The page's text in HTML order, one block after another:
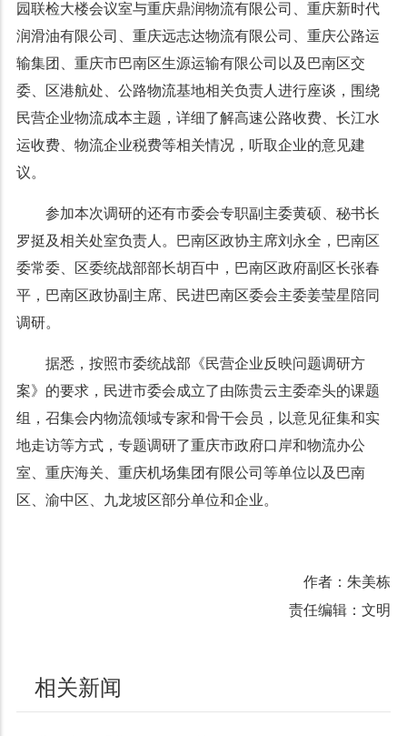
园联检大楼会议室与重庆鼎润物流有限公司、重庆新时代
润滑油有限公司、重庆远志达物流有限公司、重庆公路运
输集团、重庆市巴南区生源运输有限公司以及巴南区交
委、区港航处、公路物流基地相关负责人进行座谈，围绕
民营企业物流成本主题，详细了解高速公路收费、长江水
运收费、物流企业税费等相关情况，听取企业的意见建
议。
参加本次调研的还有市委会专职副主委黄硕、秘书长
罗挺及相关处室负责人。巴南区政协主席刘永全，巴南区
委常委、区委统战部部长胡百中，巴南区政府副区长张春
平，巴南区政协副主席、民进巴南区委会主委姜莹星陪同
调研。
据悉，按照市委统战部《民营企业反映问题调研方
案》的要求，民进市委会成立了由陈贵云主委牵头的课题
组，召集会内物流领域专家和骨干会员，以意见征集和实
地走访等方式，专题调研了重庆市政府口岸和物流办公
室、重庆海关、重庆机场集团有限公司等单位以及巴南
区、渝中区、九龙坡区部分单位和企业。
作者：朱美栋
责任编辑：文明
相关新闻